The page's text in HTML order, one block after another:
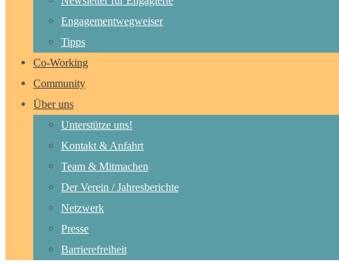
Engagementwegweiser
Tipps
Co-Working
Community
Über uns
Unterstütze uns!
Kontakt & Anfahrt
Team & Mitmachen
Der Verein / Jahresberichte
Netzwerk
Presse
Barrierefreiheit